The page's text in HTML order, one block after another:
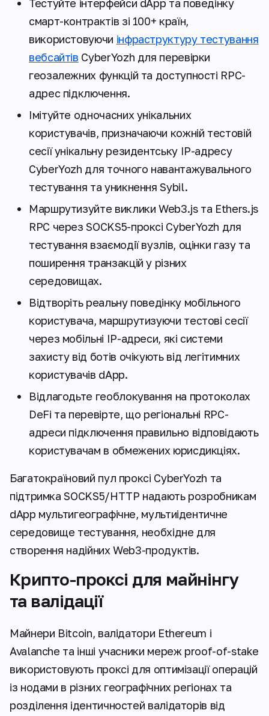
Тестуйте інтерфейси dApp та поведінку
смарт-контрактів зі 100+ країн,
використовуючи інфраструктуру тестування
вебсайтів CyberYozh для перевірки
геозалежних функцій та доступності RPC-
адрес підключення.
Імітуйте одночасних унікальних
користувачів, призначаючи кожній тестовій
сесії унікальну резидентську IP-адресу
CyberYozh для точного навантажувального
тестування та уникнення Sybil.
Маршрутизуйте виклики Web3.js та Ethers.js
RPC через SOCKS5-проксі CyberYozh для
тестування взаємодії вузлів, оцінки газу та
поширення транзакцій у різних
середовищах.
Відтворіть реальну поведінку мобільного
користувача, маршрутизуючи тестові сесії
через мобільні IP-адреси, які системи
захисту від ботів очікують від легітимних
користувачів dApp.
Відлагодьте геоблокування на протоколах
DeFi та перевірте, що регіональні RPC-
адреси підключення правильно відповідають
користувачам в обмежених юрисдикціях.
Багатокраїновий пул проксі CyberYozh та
підтримка SOCKS5/HTTP надають розробникам
dApp мультигеографічне, мультиідентичне
середовище тестування, необхідне для
створення надійних Web3-продуктів.
Крипто-проксі для майнінгу
та валідації
Майнери Bitcoin, валідатори Ethereum і
Avalanche та інші учасники мереж proof-of-stake
використовують проксі для оптимізації операцій
із нодами в різних географічних регіонах та
розділення ідентичностей валідаторів від